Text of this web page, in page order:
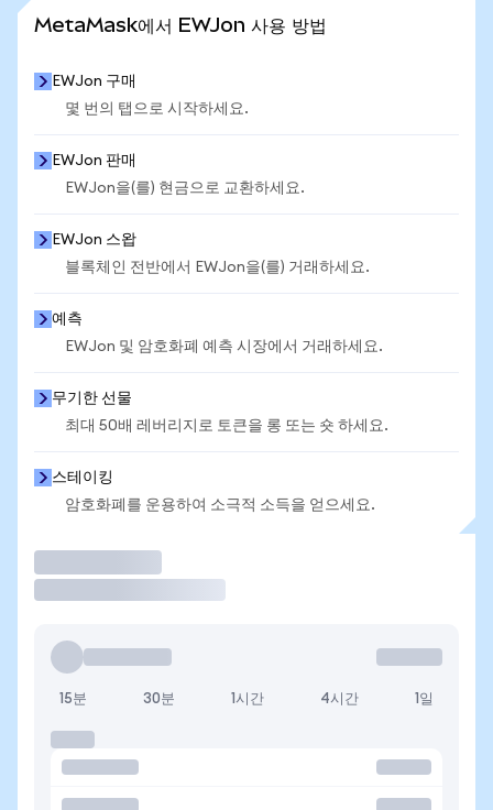
MetaMask에서 EWJon 사용 방법
EWJon 구매
몇 번의 탭으로 시작하세요.
EWJon 판매
EWJon을(를) 현금으로 교환하세요.
EWJon 스왑
블록체인 전반에서 EWJon을(를) 거래하세요.
예측
EWJon 및 암호화폐 예측 시장에서 거래하세요.
무기한 선물
최대 50배 레버리지로 토큰을 롱 또는 숏 하세요.
스테이킹
암호화폐를 운용하여 소극적 소득을 얻으세요.
15분 30분 1시간 4시간 1일